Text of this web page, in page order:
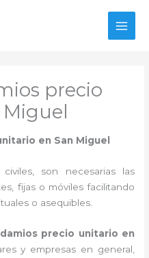
precio
en San Miguel
son necesarias las
fijas o móviles facilitando
o asequibles.
precio unitario en
y empresas en general,